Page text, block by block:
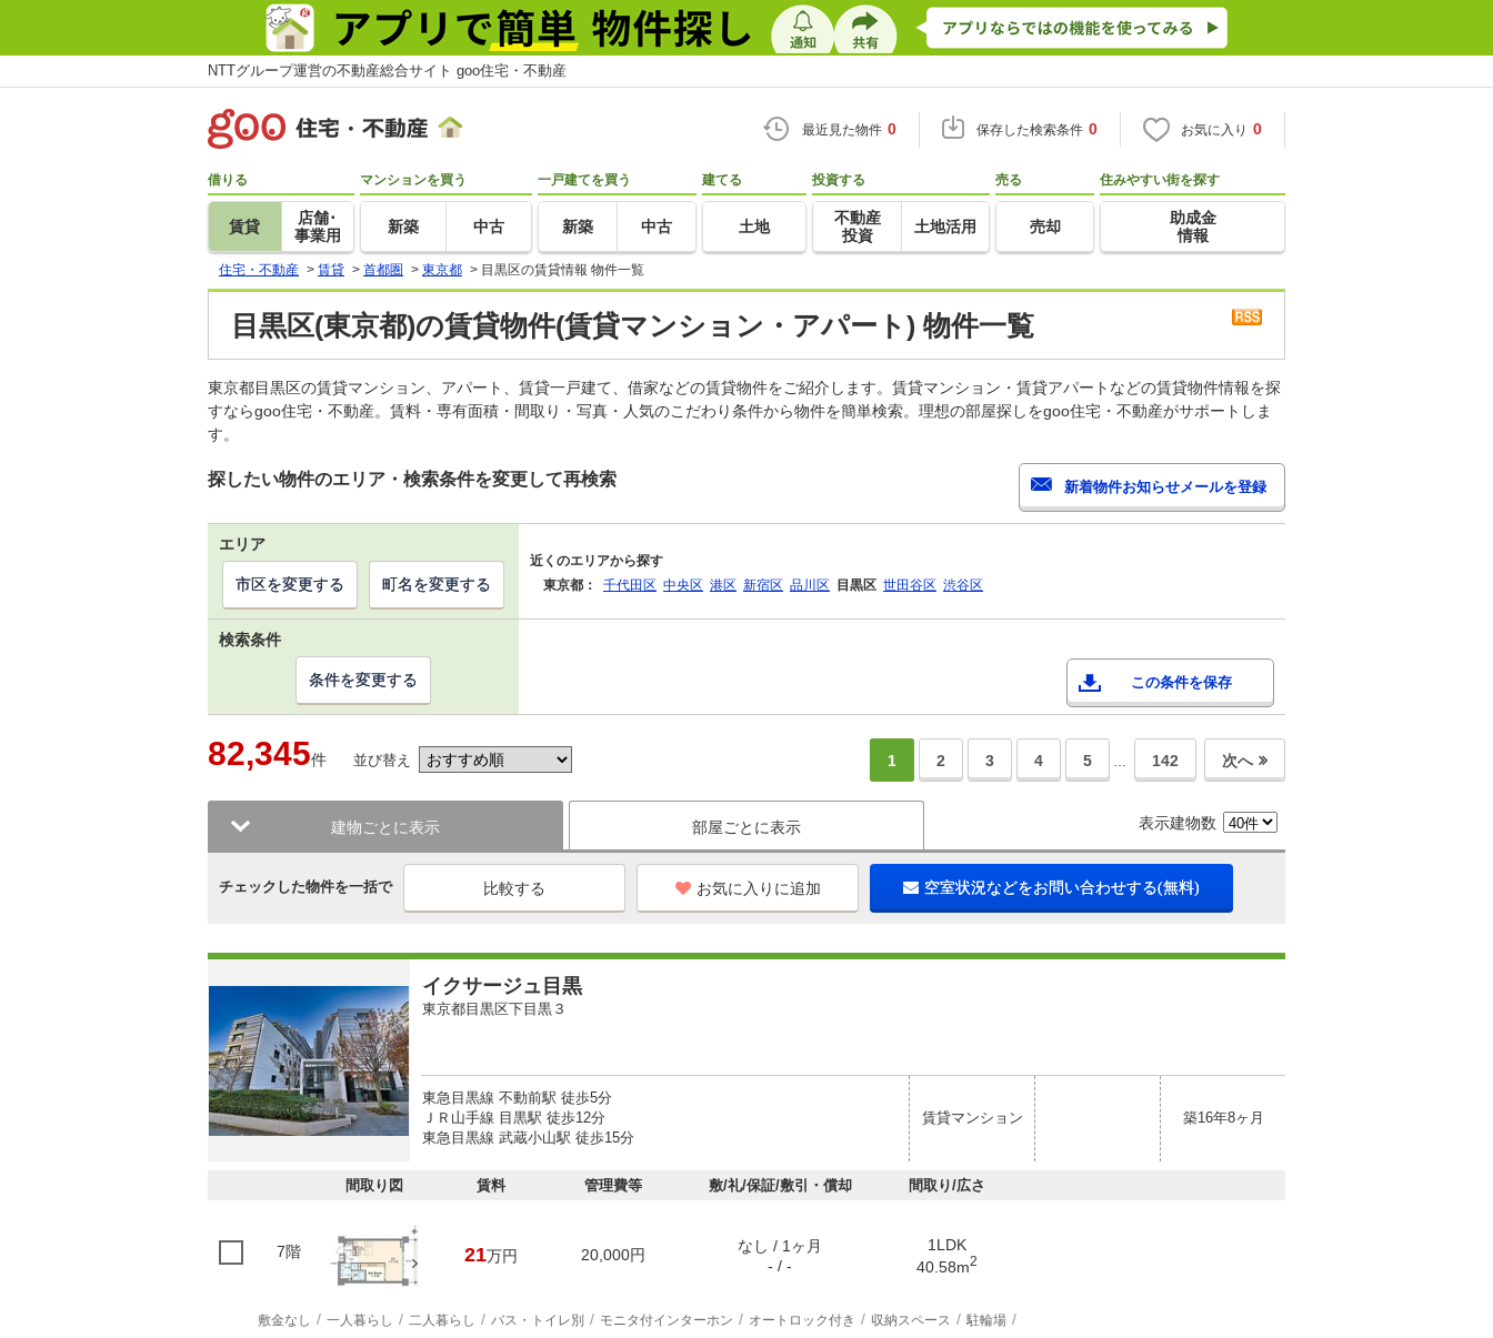
NTTグループ運営の不動産総合サイト goo住宅・不動産
最近見た物件 0 保存した検索条件 0 お気に入り 0
借りる
賃貸
店舗･
事業用
マンションを買う
新築 中古
一戸建てを買う
新築 中古
建てる
土地
投資する
不動産
投資
土地活用
売る
売却
住みやすい街を探す
助成金
情報
住宅・不動産 > 賃貸 > 首都圏 > 東京都 > 目黒区の賃貸情報 物件一覧
目黒区(東京都)の賃貸物件(賃貸マンション・アパート) 物件一覧
東京都目黒区の賃貸マンション、アパート、賃貸一戸建て、借家などの賃貸物件をご紹介します。賃貸マンション・賃貸アパートなどの賃貸物件情報を探
すならgoo住宅・不動産。賃料・専有面積・間取り・写真・人気のこだわり条件から物件を簡単検索。理想の部屋探しをgoo住宅・不動産がサポートしま
す。
探したい物件のエリア・検索条件を変更して再検索
エリア
近くのエリアから探す
東京都：
千代田区 中央区 港区 新宿区 品川区 目黒区 世田谷区 渋谷区
市区を変更する 町名を変更する
検索条件
この条件を保存
条件を変更する
82,345件 並び替え 1 2 3 4 5 … 142 次へ
建物ごとに表示 部屋ごとに表示 表示建物数
チェックした物件を一括で お気に入りに追加 空室状況などをお問い合わせする(無料)
イクサージュ目黒
東京都目黒区下目黒３
東急目黒線 不動前駅 徒歩5分
ＪＲ山手線 目黒駅 徒歩12分
東急目黒線 武蔵小山駅 徒歩15分
賃貸マンション 築16年8ヶ月
間取り図 賃料 管理費等 敷/礼/保証/敷引・償却 間取り/広さ
7階 21万円 20,000円
なし / 1ヶ月
- / -
1LDK
40.58m2
敷金なし 一人暮らし 二人暮らし バス・トイレ別 モニタ付インターホン オートロック付き 収納スペース 駐輪場